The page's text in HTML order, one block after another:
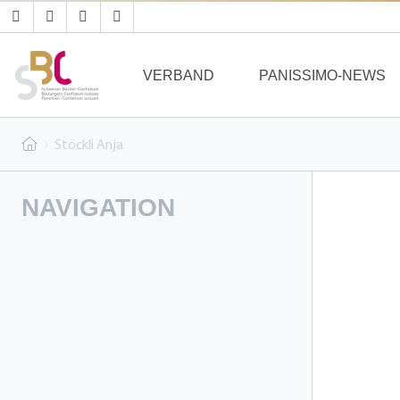
VERBAND PANISSIMO-NEWS
Stöckli Anja
NAVIGATION